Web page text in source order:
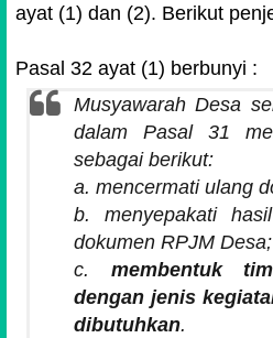
ayat (1) dan (2). Berikut
Pasal 32 ayat (1) berbunyi :
Musyawarah Desa
dalam Pasal 31
sebagai berikut:
a. mencermati ulang
b. menyepakati
dokumen RPJM
c. membentuk
dengan jenis
dibutuhkan.